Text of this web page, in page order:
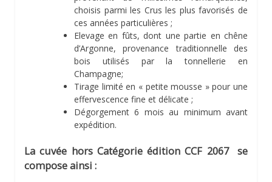
choisis parmi les Crus les plus favorisés de
ces années particulières ;
Elevage en fûts, dont une partie en chêne
d’Argonne, provenance traditionnelle des
bois utilisés par la tonnellerie en
Champagne;
Tirage limité en « petite mousse » pour une
effervescence fine et délicate ;
Dégorgement 6 mois au minimum avant
expédition.
La cuvée hors Catégorie édition CCF 2067 se
compose ainsi :